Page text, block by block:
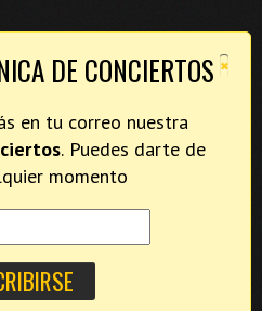
×
DE CONCIERTOS
en tu correo nuestra
. Puedes darte de
momento